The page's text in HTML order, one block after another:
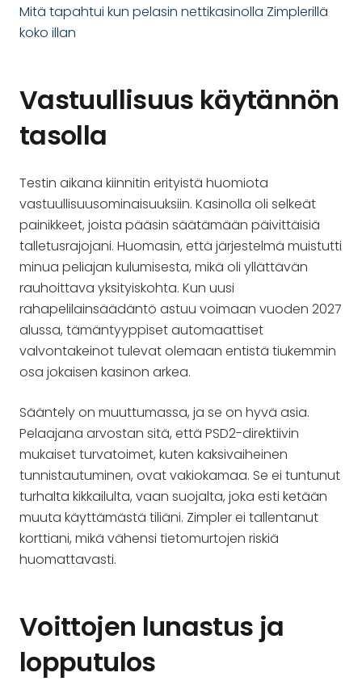
Mitä tapahtui kun pelasin nettikasinolla Zimplerillä
koko illan
Vastuullisuus käytännön
tasolla
Testin aikana kiinnitin erityistä huomiota
vastuullisuusominaisuuksiin. Kasinolla oli selkeät
painikkeet, joista pääsin säätämään päivittäisiä
talletusrajojani. Huomasin, että järjestelmä muistutti
minua peliajan kulumisesta, mikä oli yllättävän
rauhoittava yksityiskohta. Kun uusi
rahapelilainsäädäntö astuu voimaan vuoden 2027
alussa, tämäntyyppiset automaattiset
valvontakeinot tulevat olemaan entistä tiukemmin
osa jokaisen kasinon arkea.
Sääntely on muuttumassa, ja se on hyvä asia.
Pelaajana arvostan sitä, että PSD2-direktiivin
mukaiset turvatoimet, kuten kaksivaiheinen
tunnistautuminen, ovat vakiokamaa. Se ei tuntunut
turhalta kikkailulta, vaan suojalta, joka esti ketään
muuta käyttämästä tiliäni. Zimpler ei tallentanut
korttiani, mikä vähensi tietomurtojen riskiä
huomattavasti.
Voittojen lunastus ja
lopputulos